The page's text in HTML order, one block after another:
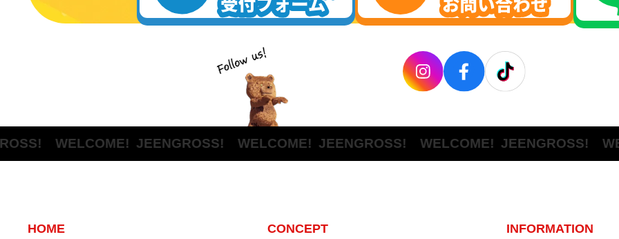
WELCOME!JEENGROSS! WELCOME!JEENGROSS! WELCOME!JEENGROSS!
HOME CONCEPT INFORMATION